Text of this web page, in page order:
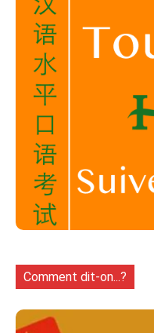
Comment dit-on...?